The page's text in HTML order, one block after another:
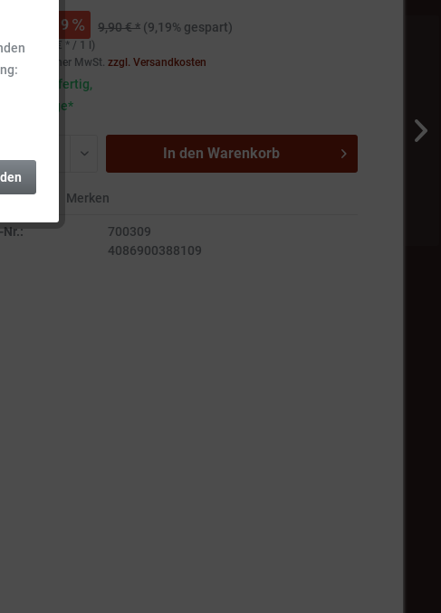
€ * 9 9,90 € * (9,19% gespart)
l (35,96 € * / 1 l)
gesetzlicher MwSt.zzgl. Versandkosten
versandfertig,
3-5 Tage*
In den Warenkorb
Merken
700309
4086900388109